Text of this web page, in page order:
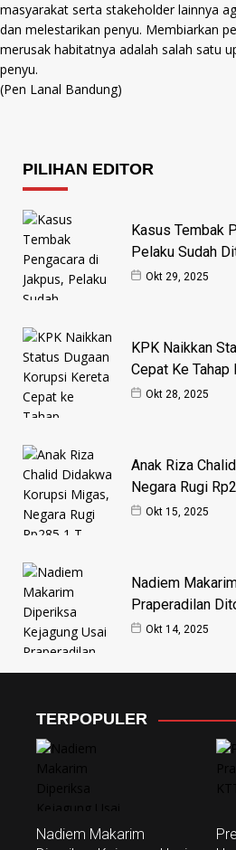
masyarakat serta stakeholder lainnya
dan melestarikan penyu. Membiarkan
merusak habitatnya adalah salah satu
penyu.
(Pen Lanal Bandung)
PILIHAN EDITOR
Kasus Tembak
Pelaku Sudah
Okt 29, 2025
KPK Naikkan
Cepat Ke
Okt 28, 2025
Anak Riza
Negara Rugi
Okt 15, 2025
Nadiem
Praperadilan
Okt 14, 2025
TERPOPULER
Nadiem Makarim